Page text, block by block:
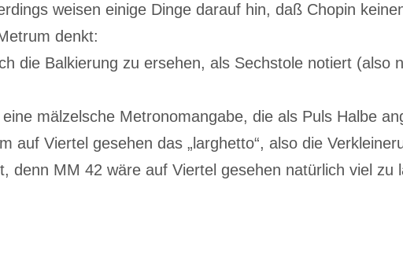
weisen einige Dinge darauf hin, daß Chopin
denkt:
die Balkierung zu ersehen, als Sechstole notiert (also
mälzelsche Metronomangabe, die als Puls Halbe
auf Viertel gesehen das „larghetto“, also die
denn MM 42 wäre auf Viertel gesehen natürlich viel zu